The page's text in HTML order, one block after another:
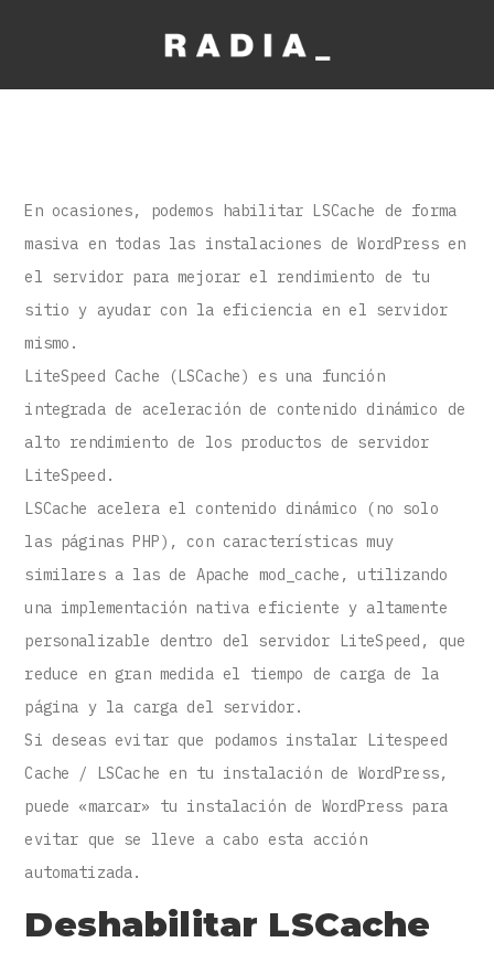
En ocasiones, podemos habilitar LSCache de forma
masiva en todas las instalaciones de WordPress en
el servidor para mejorar el rendimiento de tu
sitio y ayudar con la eficiencia en el servidor
mismo.
LiteSpeed Cache (LSCache) es una función
integrada de aceleración de contenido dinámico de
alto rendimiento de los productos de servidor
LiteSpeed.
LSCache acelera el contenido dinámico (no solo
las páginas PHP), con características muy
similares a las de Apache mod_cache, utilizando
una implementación nativa eficiente y altamente
personalizable dentro del servidor LiteSpeed, que
reduce en gran medida el tiempo de carga de la
página y la carga del servidor.
Si deseas evitar que podamos instalar Litespeed
Cache / LSCache en tu instalación de WordPress,
puede «marcar» tu instalación de WordPress para
evitar que se lleve a cabo esta acción
automatizada.
Deshabilitar LSCache